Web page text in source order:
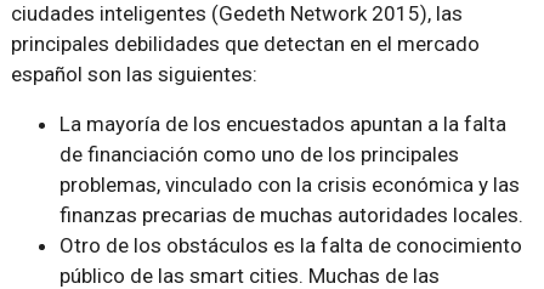
ciudades inteligentes (Gedeth Network 2015), las
principales debilidades que detectan en el mercado
español son las siguientes:
La mayoría de los encuestados apuntan a la falta
de financiación como uno de los principales
problemas, vinculado con la crisis económica y las
finanzas precarias de muchas autoridades locales.
Otro de los obstáculos es la falta de conocimiento
público de las smart cities. Muchas de las